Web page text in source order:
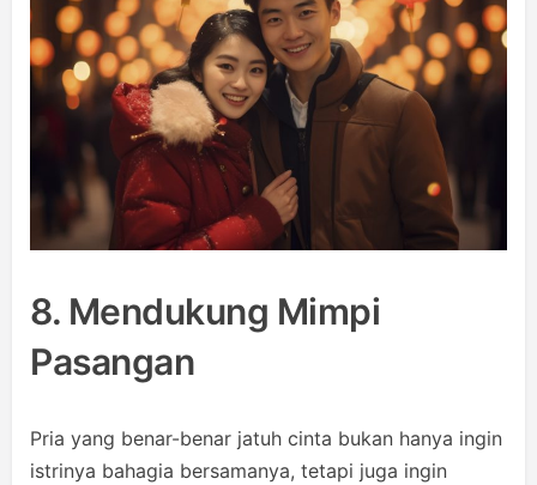
8. Mendukung Mimpi
Pasangan
Pria yang benar-benar jatuh cinta bukan hanya ingin
istrinya bahagia bersamanya, tetapi juga ingin